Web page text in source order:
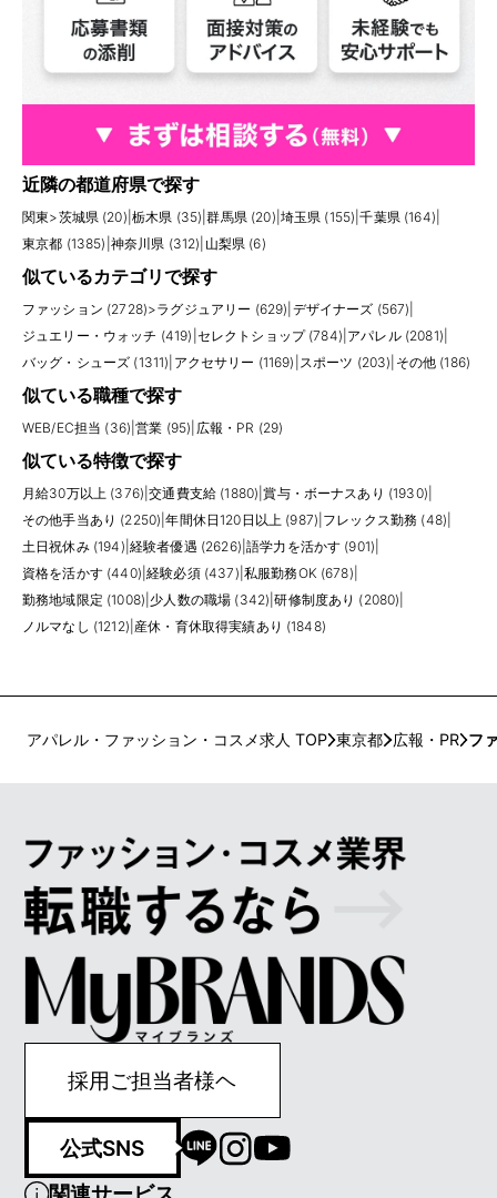
近隣の都道府県で探す
関東>茨城県 (20) 栃木県 (35) |群馬県 (20) 埼玉県 (155) |千葉県 (164)
東京都 (1385) 神奈川県 (312) 山梨県 (6)
似ているカテゴリで探す
ファッション (2728)>ラグジュアリー (629) デザイナーズ (567)
ジュエリー・ウォッチ (419) セレクトショップ (784) アパレル (2081)
バッグ・シューズ (1311) アクセサリー (1169) スポーツ (203) その他 (186)
似ている職種で探す
WEB/EC担当 (36) |営業 (95) 広報・PR (29)
似ている特徴で探す
月給30万以上 (376) |交通費支給 (1880) |賞与・ボーナスあり (1930)
その他手当あり (2250) |年間休日120日以上 (987) フレックス勤務 (48)
土日祝休み (194) 経験者優遇 (2626) |語学力を活かす (901)
資格を活かす (440) |経験必須 (437) 私服勤務OK (678)
勤務地域限定 (1008) 少人数の職場 (342) |研修制度あり (2080)
ノルマなし (1212) 産休・育休取得実績あり (1848)
アパレル・ファッション・コスメ求人 TOP 東京都 広報・PR フ
採用ご担当者様ヘ
公式SNS